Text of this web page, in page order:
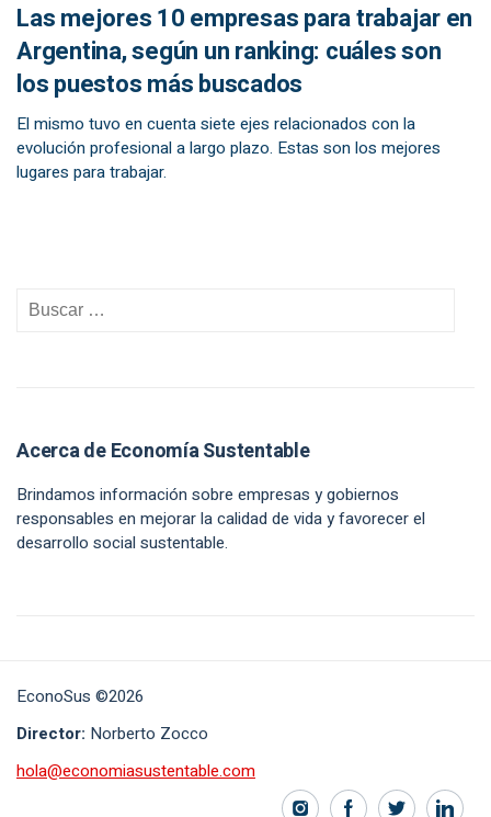
Las mejores 10 empresas para trabajar en
Argentina, según un ranking: cuáles son
los puestos más buscados
El mismo tuvo en cuenta siete ejes relacionados con la
evolución profesional a largo plazo. Estas son los mejores
lugares para trabajar.
Acerca de Economía Sustentable
Brindamos información sobre empresas y gobiernos
responsables en mejorar la calidad de vida y favorecer el
desarrollo social sustentable.
EconoSus ©2026
Director: Norberto Zocco
hola@economiasustentable.com